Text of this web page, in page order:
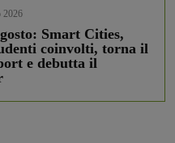
2026
Smart Cities,
coinvolti, torna il
e debutta il